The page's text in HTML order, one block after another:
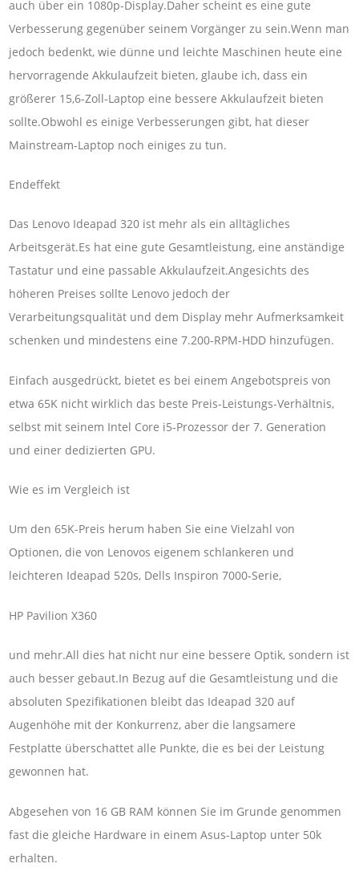
auch über ein 1080p-Display.Daher scheint es eine gute
Verbesserung gegenüber seinem Vorgänger zu sein.Wenn man
jedoch bedenkt, wie dünne und leichte Maschinen heute eine
hervorragende Akkulaufzeit bieten, glaube ich, dass ein
größerer 15,6-Zoll-Laptop eine bessere Akkulaufzeit bieten
sollte.Obwohl es einige Verbesserungen gibt, hat dieser
Mainstream-Laptop noch einiges zu tun.
Endeffekt
Das Lenovo Ideapad 320 ist mehr als ein alltägliches
Arbeitsgerät.Es hat eine gute Gesamtleistung, eine anständige
Tastatur und eine passable Akkulaufzeit.Angesichts des
höheren Preises sollte Lenovo jedoch der
Verarbeitungsqualität und dem Display mehr Aufmerksamkeit
schenken und mindestens eine 7.200-RPM-HDD hinzufügen.
Einfach ausgedrückt, bietet es bei einem Angebotspreis von
etwa 65K nicht wirklich das beste Preis-Leistungs-Verhältnis,
selbst mit seinem Intel Core i5-Prozessor der 7. Generation
und einer dedizierten GPU.
Wie es im Vergleich ist
Um den 65K-Preis herum haben Sie eine Vielzahl von
Optionen, die von Lenovos eigenem schlankeren und
leichteren Ideapad 520s, Dells Inspiron 7000-Serie,
HP Pavilion X360
und mehr.All dies hat nicht nur eine bessere Optik, sondern ist
auch besser gebaut.In Bezug auf die Gesamtleistung und die
absoluten Spezifikationen bleibt das Ideapad 320 auf
Augenhöhe mit der Konkurrenz, aber die langsamere
Festplatte überschattet alle Punkte, die es bei der Leistung
gewonnen hat.
Abgesehen von 16 GB RAM können Sie im Grunde genommen
fast die gleiche Hardware in einem Asus-Laptop unter 50k
erhalten.